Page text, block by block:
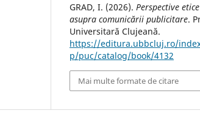
GRAD, I. (2026). Perspective etice
asupra comunicării publicitare.
Universitară Clujeană.
https://editura.ubbcluj.ro/
p/puc/catalog/book/4132
Mai multe formate de citare